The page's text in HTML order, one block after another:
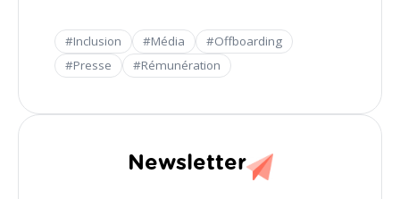
#Inclusion #Média
#Offboarding
#Presse
#Rémunération
Newsletter